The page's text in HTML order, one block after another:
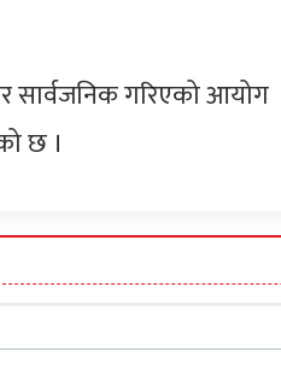
सार्वजनिक गरिएको आयोग
छ ।